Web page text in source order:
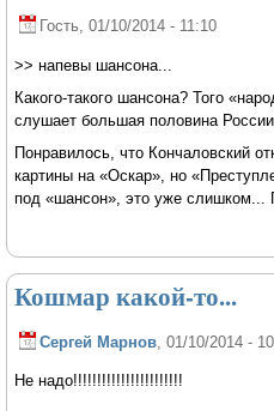
Гость, 01/10/2014 - 11:10
>> напевы шансона...
Какого-такого шансона? Того
слушает большая половина
Понравилось, что Кончаловский
картины на «Оскар», но
под «шансон», это уже слишком...
Кошмар какой-то...
Сергей Марнов , 01/10/2014 -
Не надо!!!!!!!!!!!!!!!!!!!!!!!